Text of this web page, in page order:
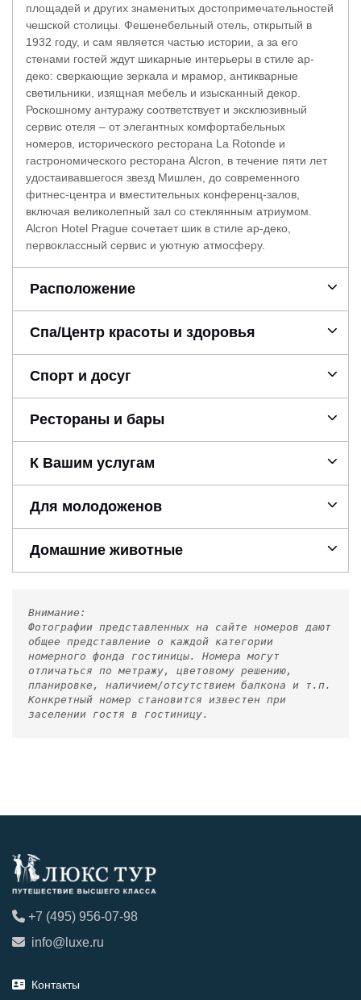
площадей и других знаменитых достопримечательностей
чешской столицы. Фешенебельный отель, открытый в
1932 году, и сам является частью истории, а за его
стенами гостей ждут шикарные интерьеры в стиле ар-
деко: сверкающие зеркала и мрамор, антикварные
светильники, изящная мебель и изысканный декор.
Роскошному антуражу соответствует и эксклюзивный
сервис отеля – от элегантных комфортабельных
номеров, исторического ресторана La Rotonde и
гастрономического ресторана Alcron, в течение пяти лет
удостаивавшегося звезд Мишлен, до современного
фитнес-центра и вместительных конференц-залов,
включая великолепный зал со стеклянным атриумом.
Alcron Hotel Prague сочетает шик в стиле ар-деко,
первоклассный сервис и уютную атмосферу.
Расположение
Спа/Центр красоты и здоровья
Спорт и досуг
Рестораны и бары
К Вашим услугам
Для молодоженов
Домашние животные
Внимание:
Фотографии представленных на сайте номеров дают
общее представление о каждой категории
номерного фонда гостиницы. Номера могут
отличаться по метражу, цветовому решению,
планировке, наличием/отсутствием балкона и т.п.
Конкретный номер становится известен при
заселении гостя в гостиницу.
+7 (495) 956-07-98
info@luxe.ru
Контакты